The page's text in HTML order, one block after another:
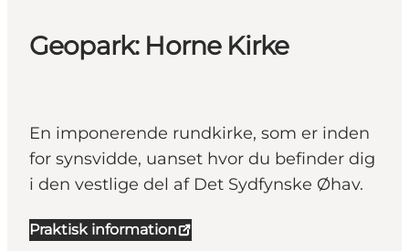
Geopark: Horne Kirke
En imponerende rundkirke, som er inden
for synsvidde, uanset hvor du befinder dig
i den vestlige del af Det Sydfynske Øhav.
Praktisk information